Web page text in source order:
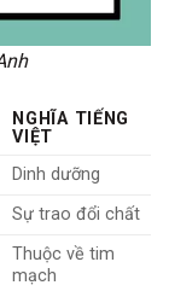
NGHĨA TIẾNG
VIỆT
Dinh dưỡng
Sự trao đổi chất
Thuộc về tim
mạch